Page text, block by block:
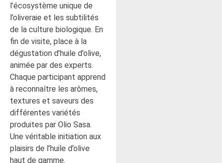
l’écosystème unique de
l’oliveraie et les subtilités
de la culture biologique. En
fin de visite, place à la
dégustation d’huile d’olive,
animée par des experts.
Chaque participant apprend
à reconnaître les arômes,
textures et saveurs des
différentes variétés
produites par Olio Sasa.
Une véritable initiation aux
plaisirs de l’huile d’olive
haut de gamme.